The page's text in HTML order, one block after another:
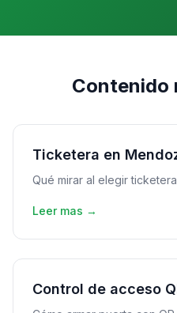
Contenido
Ticketera en
Qué mirar al elegir
Leer mas →
Control de acceso